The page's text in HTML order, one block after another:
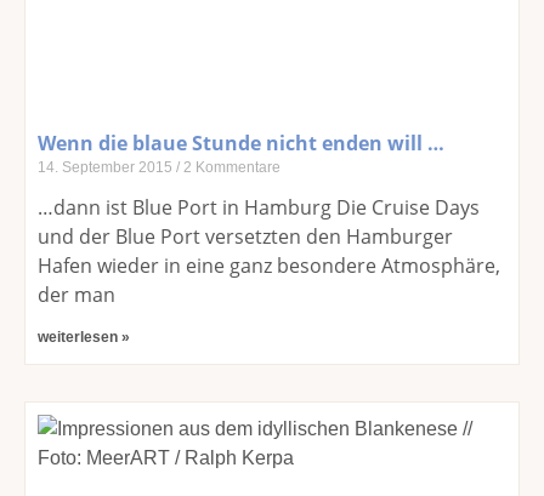
Wenn die blaue Stunde nicht enden will …
14. September 2015 2 Kommentare
…dann ist Blue Port in Hamburg Die Cruise Days
und der Blue Port versetzten den Hamburger
Hafen wieder in eine ganz besondere Atmosphäre,
der man
weiterlesen »